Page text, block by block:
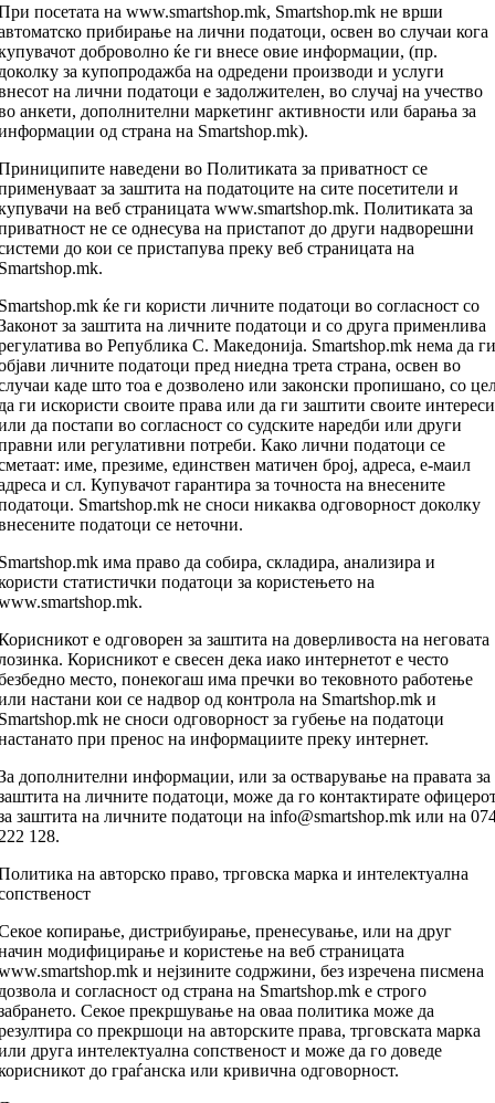
посетата на www.smartshop.mk, Smartshop.mk не врши
прибирање на лични податоци, освен во случаи кога
доброволно ќе ги внесе овие информации, (пр.
за купопродажба на одредени производи и услуги
на лични податоци е задолжителен, во случај на учество
анкети, дополнителни маркетинг активности или барања за
од страна на Smartshop.mk).
наведени во Политиката за приватност се
за заштита на податоците на сите посетители и
на веб страницата www.smartshop.mk. Политиката за
не се однесува на пристапот до други надворешни
до кои се пристапува преку веб страницатa на
ќе ги користи личните податоци во согласност со
за заштита на личните податоци и со друга применлива
во Република С. Македонија. Smartshop.mk нема да ги
личните податоци пред ниедна трета страна, освен во
каде што тоа е дозволено или законски пропишано, со
ги искористи своите права или да ги заштити своите интереси
да постапи во согласност со судските наредби или други
или регулативни потреби. Како лични податоци се
име, презиме, единствен матичен број, адреса, е-маил
и сл. Купувачот гарантира за точноста на внесените
Smartshop.mk не сноси никаква одговорност доколку
податоци се неточни.
има право да собира, складира, анализира и
статистички податоци за користењето на
е одговорен за заштита на доверливоста на неговата
Корисникот е свесен дека иако интернетот е често
место, понекогаш има пречки во тековното работење
настани кои се надвор од контрола на Smartshop.mk и
не сноси одговорност за губење на податоци
при пренос на информациите преку интернет.
дополнителни информации, или за остварување на правата за
на личните податоци, може да го контактирате
заштита на личните податоци на info@smartshop.mk или на
128.
на авторско право, трговска марка и интелектуална
копирање, дистрибуирање, пренесување, или на друг
модифицирање и користење на веб страницата
и нејзините содржини, без изречена писмена
и согласност од страна на Smartshop.mk е строго
Секое прекршување на оваа политика може да
со прекршоци на авторските права, трговската марка
друга интелектуална сопственост и може да го доведе
до граѓанска или кривична одговорност.